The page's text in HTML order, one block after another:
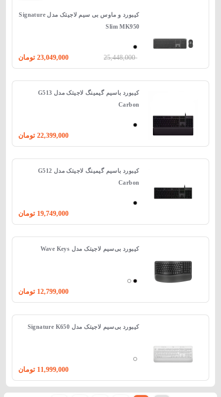
کیبورد و ماوس بی سیم لاجیتک مدل Signature
Slim MK950
25,448,000 تومان
کیبورد باسیم گیمینگ لاجیتک مدل G513
Carbon
تومان
کیبورد باسیم گیمینگ لاجیتک مدل G512
Carbon
تومان
کیبورد بی‌سیم لاجیتک مدل Wave Keys
تومان
کیبورد بی‌سیم لاجیتک مدل Signature K650
تومان